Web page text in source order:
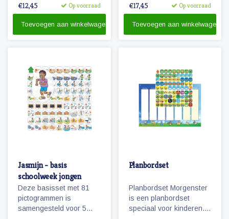
magneetjes voor school,
natuurlijk ook sport, spel
€12,45 Op voorraad
Toevoegen aan winkelwagen
planbord Morgenster.
€17,45 Op voorraad
Toevoegen aan winkelwagen
Jasmijn - basis
schoolweek jongen
Deze basisset met 81
pictogrammen is
samengesteld voor 5
Planbordset
Planbordset Morgenster
is een planbordset
speciaal voor kinderen.